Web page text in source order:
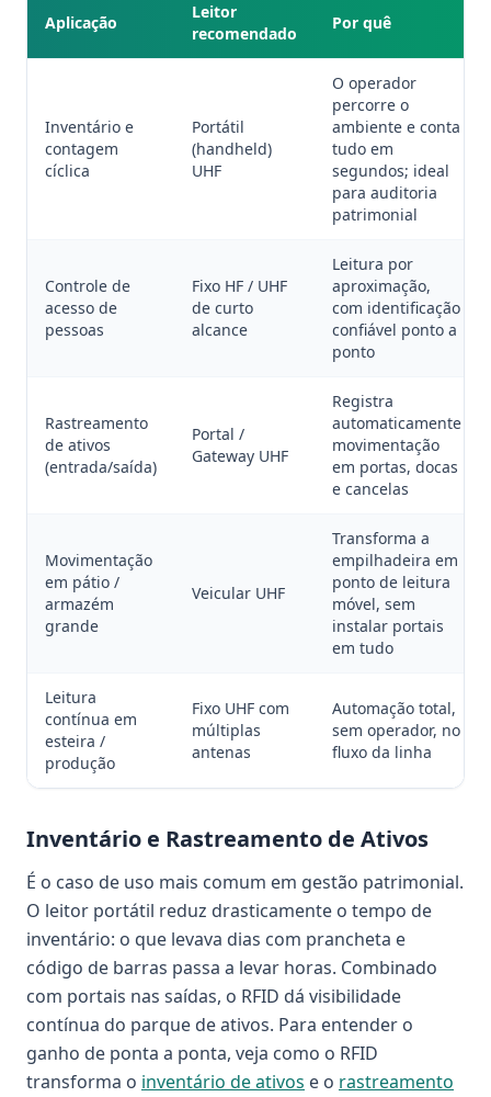
Aplicação
Leitor
recomendado
Por quê
Inventário e
contagem
cíclica
Portátil
(handheld)
UHF
O operador
percorre o
ambiente e conta
tudo em
segundos; ideal
para auditoria
patrimonial
Controle de
acesso de
pessoas
Fixo HF / UHF
de curto
alcance
Leitura por
aproximação,
com identificação
confiável ponto a
ponto
Rastreamento
de ativos
(entrada/saída)
Portal /
Gateway UHF
Registra
automaticamente
movimentação
em portas, docas
e cancelas
Movimentação
em pátio /
armazém
grande
Veicular UHF
Transforma a
empilhadeira em
ponto de leitura
móvel, sem
instalar portais
em tudo
Leitura
contínua em
esteira /
produção
Fixo UHF com
múltiplas
antenas
Automação total,
sem operador, no
fluxo da linha
Inventário e Rastreamento de Ativos
É o caso de uso mais comum em gestão patrimonial.
O leitor portátil reduz drasticamente o tempo de
inventário: o que levava dias com prancheta e
código de barras passa a levar horas. Combinado
com portais nas saídas, o RFID dá visibilidade
contínua do parque de ativos. Para entender o
ganho de ponta a ponta, veja como o RFID
transforma o inventário de ativos e o rastreamento